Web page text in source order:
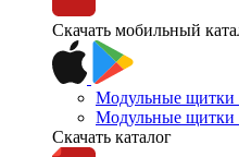
Скачать мобильный
Модульные щитки
Модульные
Скачать каталог